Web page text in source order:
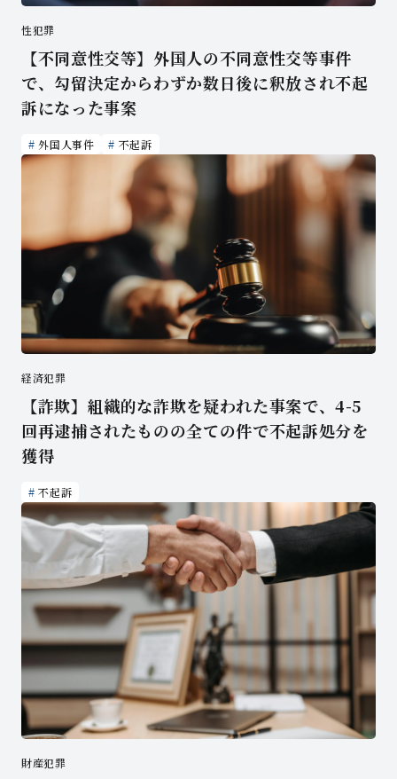
性犯罪
【不同意性交等】外国人の不同意性交等事件
で、勾留決定からわずか数日後に釈放され不起
訴になった事案
外国人事件 不起訴
経済犯罪
【詐欺】組織的な詐欺を疑われた事案で、4-5
回再逮捕されたものの全ての件で不起訴処分を
獲得
不起訴
財産犯罪